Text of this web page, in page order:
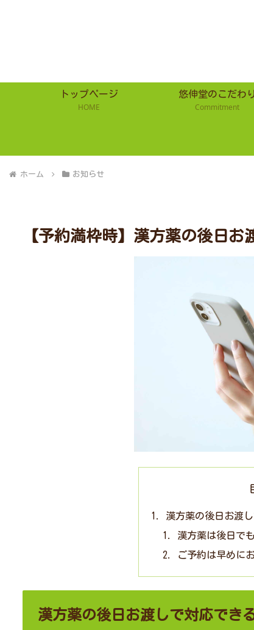
トップページ
HOME
悠伸堂のこだわり
Commitment
ホーム お知らせ
【予約満枠時】漢方薬の後日お
漢方薬の後日お渡
漢方薬は後日で
ご予約は早めに
漢方薬の後日お渡しで対応でき